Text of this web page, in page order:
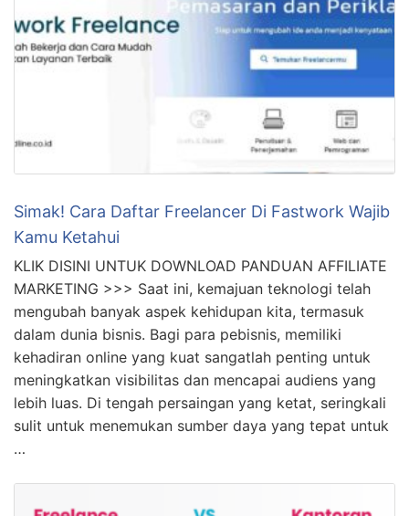
Simak! Cara Daftar Freelancer Di Fastwork Wajib
Kamu Ketahui
KLIK DISINI UNTUK DOWNLOAD PANDUAN AFFILIATE
MARKETING >>> Saat ini, kemajuan teknologi telah
mengubah banyak aspek kehidupan kita, termasuk
dalam dunia bisnis. Bagi para pebisnis, memiliki
kehadiran online yang kuat sangatlah penting untuk
meningkatkan visibilitas dan mencapai audiens yang
lebih luas. Di tengah persaingan yang ketat, seringkali
sulit untuk menemukan sumber daya yang tepat untuk
…